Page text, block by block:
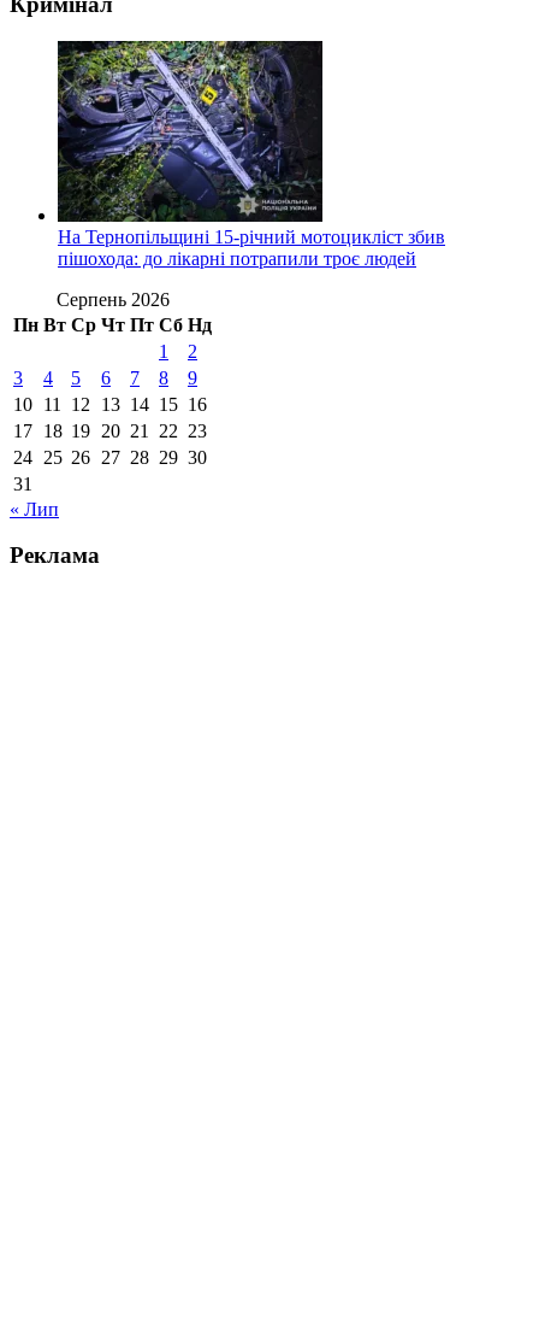
На Тернопільщині 15-річний мотоцикліст збив
пішохода: до лікарні потрапили троє людей
Серпень 2026
Пн Вт Ср Чт Пт Сб Нд
1
2
3
4 5 6 7 8
9
10 11 12 13 14 15 16
17 18 19 20 21 22 23
24 25 26 27 28 29 30
31
« Лип
Реклама